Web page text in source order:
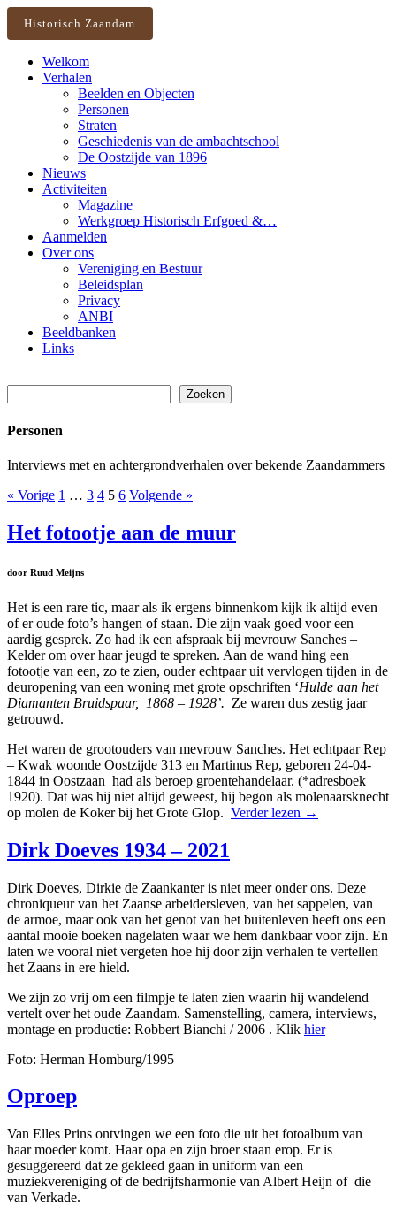
Historisch Zaandam
Welkom
Verhalen
Beelden en Objecten
Personen
Straten
Geschiedenis van de ambachtschool
De Oostzijde van 1896
Nieuws
Activiteiten
Magazine
Werkgroep Historisch Erfgoed &…
Aanmelden
Over ons
Vereniging en Bestuur
Beleidsplan
Privacy
ANBI
Beeldbanken
Links
Zoeken
Personen
Interviews met en achtergrondverhalen over bekende Zaandammers
« Vorige 1 … 3 4 5 6 Volgende »
Het fotootje aan de muur
door Ruud Meijns
Het is een rare tic, maar als ik ergens binnenkom kijk ik altijd even
of er oude foto’s hangen of staan. Die zijn vaak goed voor een
aardig gesprek. Zo had ik een afspraak bij mevrouw Sanches –
Kelder om over haar jeugd te spreken. Aan de wand hing een
fotootje van een, zo te zien, ouder echtpaar uit vervlogen tijden in de
deuropening van een woning met grote opschriften ‘Hulde aan het
Diamanten Bruidspaar, 1868 – 1928’. Ze waren dus zestig jaar
getrouwd.
Het waren de grootouders van mevrouw Sanches. Het echtpaar Rep
– Kwak woonde Oostzijde 313 en Martinus Rep, geboren 24-04-
1844 in Oostzaan had als beroep groentehandelaar. (*adresboek
1920). Dat was hij niet altijd geweest, hij begon als molenaarsknecht
op molen de Koker bij het Grote Glop. Verder lezen →
Dirk Doeves 1934 – 2021
Dirk Doeves, Dirkie de Zaankanter is niet meer onder ons. Deze
chroniqueur van het Zaanse arbeidersleven, van het sappelen, van
de armoe, maar ook van het genot van het buitenleven heeft ons een
aantal mooie boeken nagelaten waar we hem dankbaar voor zijn. En
laten we vooral niet vergeten hoe hij door zijn verhalen te vertellen
het Zaans in ere hield.
We zijn zo vrij om een filmpje te laten zien waarin hij wandelend
vertelt over het oude Zaandam. Samenstelling, camera, interviews,
montage en productie: Robbert Bianchi / 2006 . Klik hier
Foto: Herman Homburg/1995
Oproep
Van Elles Prins ontvingen we een foto die uit het fotoalbum van
haar moeder komt. Haar opa en zijn broer staan erop. Er is
gesuggereerd dat ze gekleed gaan in uniform van een
muziekvereniging of de bedrijfsharmonie van Albert Heijn of die
van Verkade.